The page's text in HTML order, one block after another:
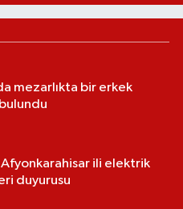
mezarlıkta bir erkek
Afyonkarahisar ili elektrik
duyurusu